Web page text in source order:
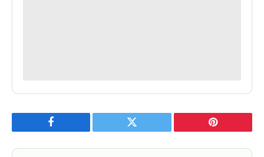
Facebook Twitter Pinterest